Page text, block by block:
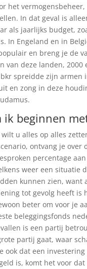
het
In dat geval is
als jaarlijks budget,
In Engeland en in
en breng je de
van deze landen, 2000
spreidde zijn armen
en zong in deze
ik beginnen
u alles op alles
ontvang je over
percentage
weer een situatie
kunnen zien, want
tot gevolg heeft is
beter om voor je
beleggingsfonds
is een partij
partij gaat, waar
ook dat een
is, komt het voor dat